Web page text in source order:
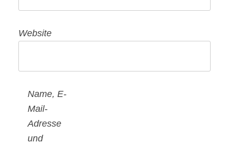
Website
Name, E-
Mail-
Adresse
und